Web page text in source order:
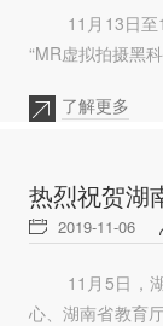
11月13日
“MR虚拟拍摄黑
了解更多
热烈祝贺湖
2019-11-06
11月5日，
心、湖南省教育